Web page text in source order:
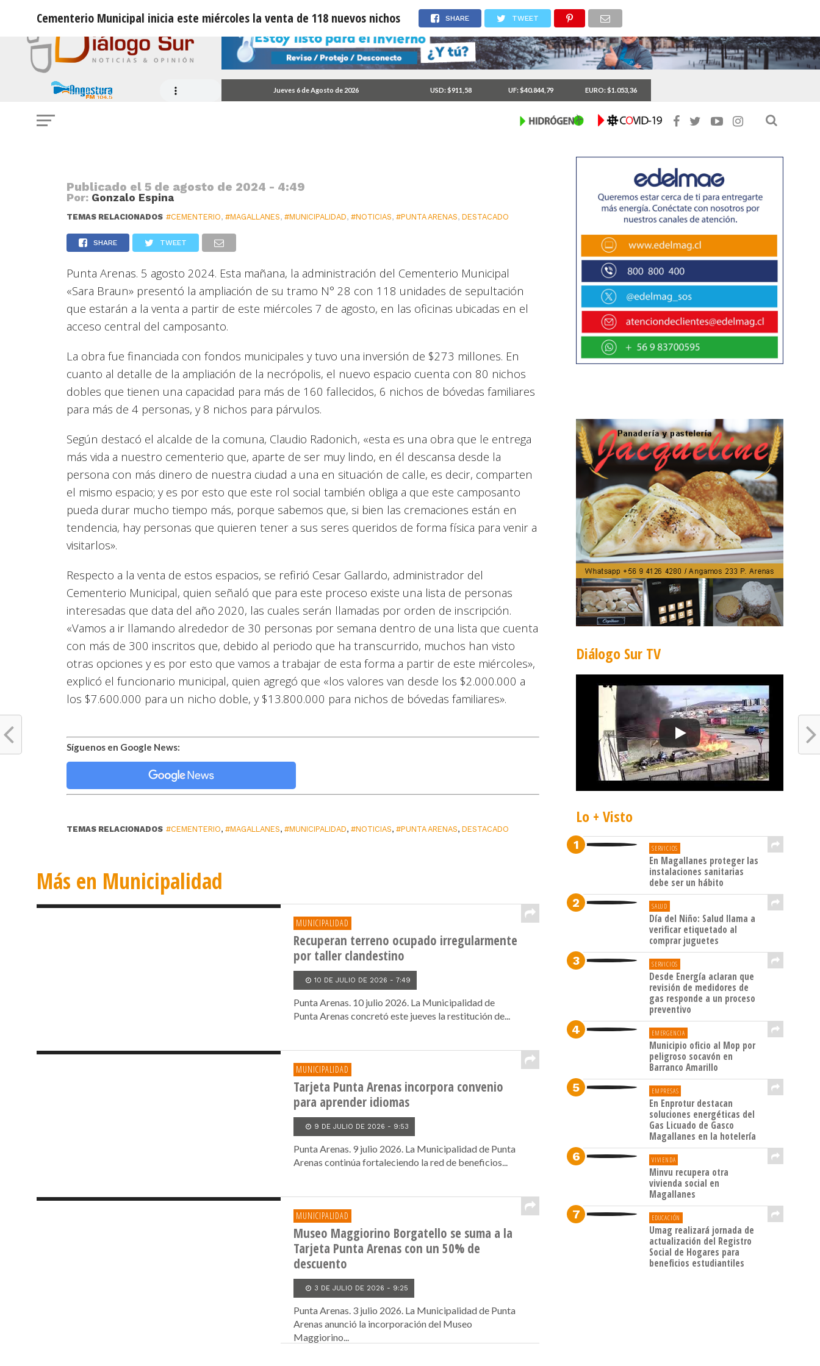
Jueves 6 de Agosto de 2026 USD: $911,58 UF: $40.844,79 EURO: $1.053,36
Cementerio Municipal inicia este miércoles la venta de 118 nuevos nichos SHARE TWEET
Cementerio Municipal inicia este miércoles la venta de 118
Publicado el5 de agosto de 2024 - 4:49
Por: Gonzalo Espina
TEMAS RELACIONADOS #CEMENTERIO,#MAGALLANES,#MUNICIPALIDAD,#NOTICIAS,#PUNTA ARENAS,DESTACADO
SHARE TWEET
Punta Arenas. 5 agosto 2024. Esta mañana, la administración del Cementerio Municipal
«Sara Braun» presentó la ampliación de su tramo N° 28 con 118 unidades de sepultación
que estarán a la venta a partir de este miércoles 7 de agosto, en las oficinas ubicadas en el
acceso central del camposanto.
La obra fue financiada con fondos municipales y tuvo una inversión de $273 millones. En
cuanto al detalle de la ampliación de la necrópolis, el nuevo espacio cuenta con 80 nichos
dobles que tienen una capacidad para más de 160 fallecidos, 6 nichos de bóvedas familiares
para más de 4 personas, y 8 nichos para párvulos.
Según destacó el alcalde de la comuna, Claudio Radonich, «esta es una obra que le entrega
más vida a nuestro cementerio que, aparte de ser muy lindo, en él descansa desde la
persona con más dinero de nuestra ciudad a una en situación de calle, es decir, comparten
el mismo espacio; y es por esto que este rol social también obliga a que este camposanto
pueda durar mucho tiempo más, porque sabemos que, si bien las cremaciones están en
tendencia, hay personas que quieren tener a sus seres queridos de forma física para venir a
visitarlos».
Respecto a la venta de estos espacios, se refirió Cesar Gallardo, administrador del
Cementerio Municipal, quien señaló que para este proceso existe una lista de personas
interesadas que data del año 2020, las cuales serán llamadas por orden de inscripción.
«Vamos a ir llamando alrededor de 30 personas por semana dentro de una lista que cuenta
con más de 300 inscritos que, debido al periodo que ha transcurrido, muchos han visto
otras opciones y es por esto que vamos a trabajar de esta forma a partir de este miércoles»,
explicó el funcionario municipal, quien agregó que «los valores van desde los $2.000.000 a
los $7.600.000 para un nicho doble, y $13.800.000 para nichos de bóvedas familiares».
Síguenos en Google News:
TEMAS RELACIONADOS #CEMENTERIO,#MAGALLANES,#MUNICIPALIDAD,#NOTICIAS,#PUNTA ARENAS,DESTACADO
Más en Municipalidad
MUNICIPALIDAD
Recuperan terreno ocupado irregularmente
por taller clandestino
10 DE JULIO DE 2026 - 7:49
Punta Arenas. 10 julio 2026. La Municipalidad de
Punta Arenas concretó este jueves la restitución de...
MUNICIPALIDAD
Tarjeta Punta Arenas incorpora convenio
para aprender idiomas
9 DE JULIO DE 2026 - 9:53
Punta Arenas. 9 julio 2026. La Municipalidad de Punta
Arenas continúa fortaleciendo la red de beneficios...
MUNICIPALIDAD
Museo Maggiorino Borgatello se suma a la
Tarjeta Punta Arenas con un 50% de
descuento
3 DE JULIO DE 2026 - 9:25
Punta Arenas. 3 julio 2026. La Municipalidad de Punta
Arenas anunció la incorporación del Museo
Maggiorino...
Diálogo Sur TV
Lo + Visto
SERVICIOS
En Magallanes proteger las
instalaciones sanitarias
debe ser un hábito
SALUD
Día del Niño: Salud llama a
verificar etiquetado al
comprar juguetes
SERVICIOS
Desde Energía aclaran que
revisión de medidores de
gas responde a un proceso
preventivo
EMERGENCIA
Municipio oficio al Mop por
peligroso socavón en
Barranco Amarillo
EMPRESAS
En Enprotur destacan
soluciones energéticas del
Gas Licuado de Gasco
Magallanes en la hotelería
VIVIENDA
Minvu recupera otra
vivienda social en
Magallanes
EDUCACIÓN
Umag realizará jornada de
actualización del Registro
Social de Hogares para
beneficios estudiantiles